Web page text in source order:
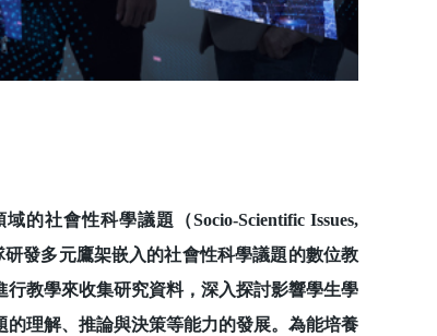
社會性科學議題（Socio-Scientific Issues,
發多元鷹架嵌入的社會性科學議題的數位教
教學來收集研究資料，深入探討影響學生學
理解、推論與決策等能力的發展。為能培養